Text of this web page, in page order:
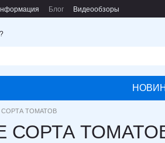
Блог
Видеообзоры
ТОМАТОВ
СОРТА